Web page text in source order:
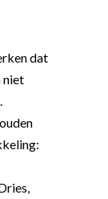
dat
niet